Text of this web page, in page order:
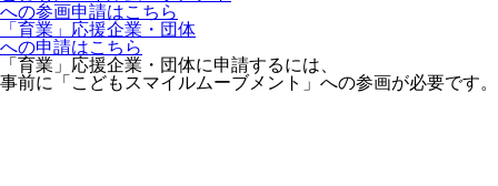
への参画申請はこちら
「育業」応援企業・団体
への申請はこちら
「育業」応援企業・団体に申請するには、
事前に「こどもスマイルムーブメント」への参画が必要です。